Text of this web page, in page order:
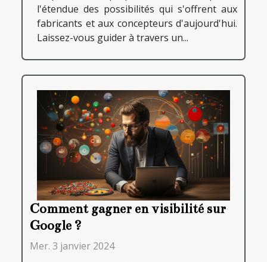
l'étendue des possibilités qui s'offrent aux
fabricants et aux concepteurs d'aujourd'hui.
Laissez-vous guider à travers un...
Comment gagner en visibilité sur
Google ?
Mer. 3 janvier 2024